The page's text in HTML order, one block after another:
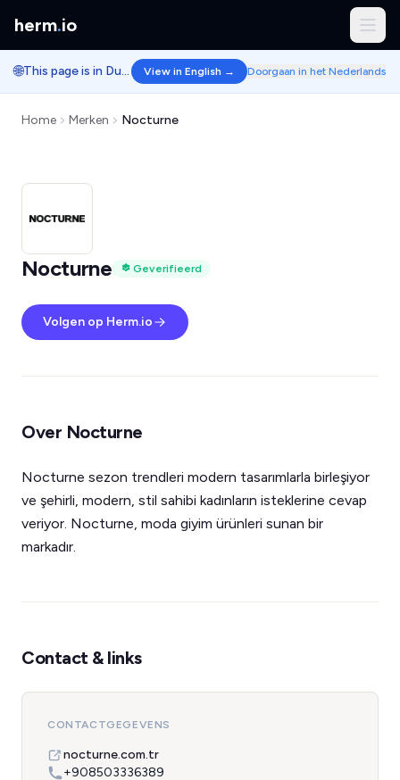
herm.io
🌐 This page is in Dutch. View in English → Doorgaan in het Nederlands
Home Merken Nocturne
Nocturne Geverifieerd
Volgen op Herm.io
Over Nocturne
Nocturne sezon trendleri modern tasarımlarla birleşiyor
ve şehirli, modern, stil sahibi kadınların isteklerine cevap
veriyor. Nocturne, moda giyim ürünleri sunan bir
markadır.
Contact & links
CONTACTGEGEVENS
nocturne.com.tr
+908503336389